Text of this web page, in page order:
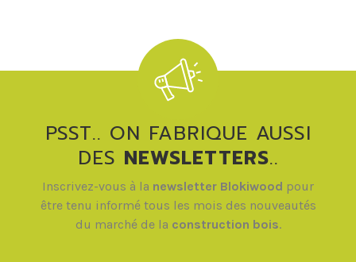
PSST.. ON FABRIQUE AUSSI
DES NEWSLETTERS..
Inscrivez-vous à la newsletter Blokiwood pour
être tenu informé tous les mois des nouveautés
du marché de la construction bois.